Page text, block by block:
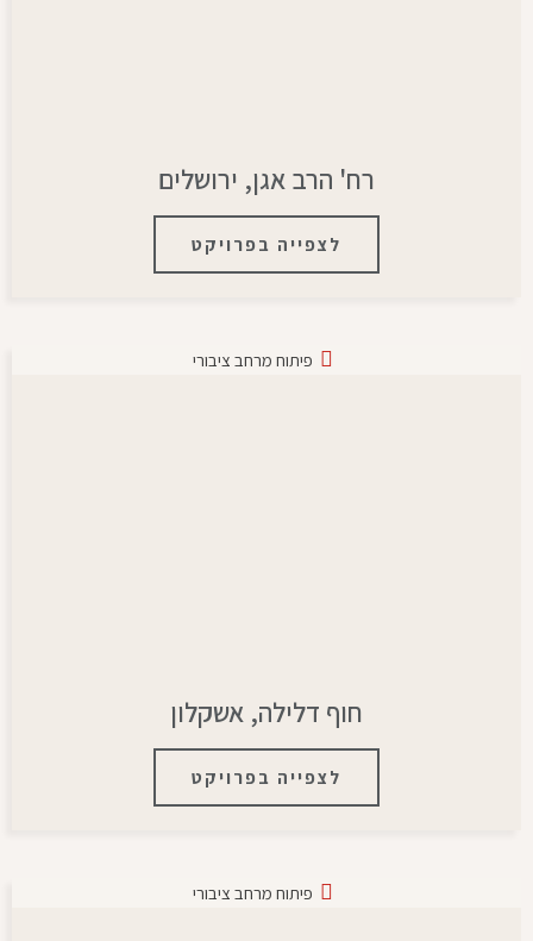
רח' הרב אגן, ירושלים
לצפייה בפרויקט
פיתוח מרחב ציבורי
חוף דלילה, אשקלון
לצפייה בפרויקט
פיתוח מרחב ציבורי